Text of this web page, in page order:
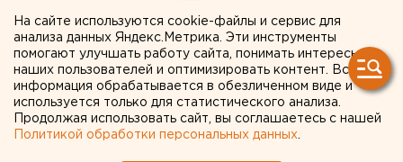
Врачи установили причину
массового отравления
пациентов больницы №11 в
Екатеринбурге
На сайте используются cookie-файлы и сервис для
анализа данных Яндекс.Метрика. Эти инструменты
помогают улучшать работу сайта, понимать интересы
наших пользователей и оптимизировать контент. Вся
информация обрабатывается в обезличенном виде и
используется только для статистического анализа.
Продолжая использовать сайт, вы соглашаетесь с нашей
Политикой обработки персональных данных